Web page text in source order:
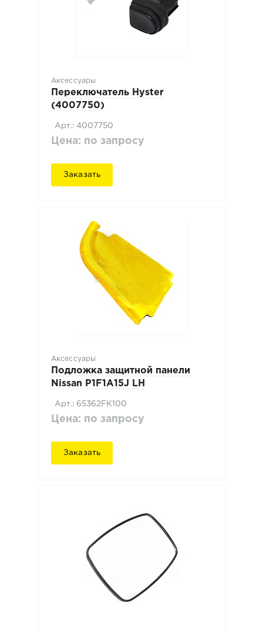
Аксессуары
Переключатель Hyster
(4007750)
Арт.: 4007750
Цена: по запросу
Заказать
Аксессуары
Подложка защитной панели
Nissan P1F1A15J LH
Арт.: 65362FK100
Цена: по запросу
Заказать